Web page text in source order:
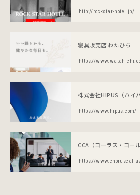
http://rockstar-hotel.jp/
寝具販売店 わたひち
https://
株式会社HIPUS（ハイパ
https://www.hipus.com/
CCA（コーラス・コール
https://